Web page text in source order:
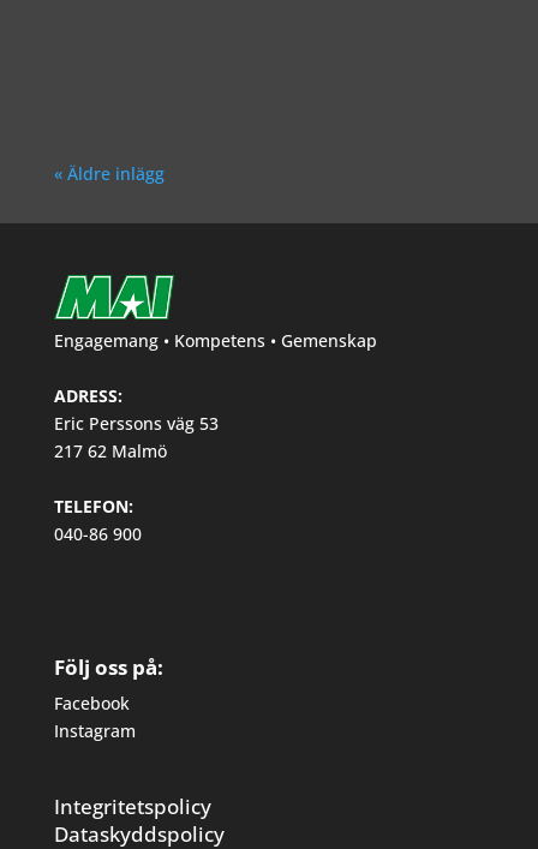
« Äldre inlägg
Engagemang • Kompetens • Gemenskap
ADRESS:
Eric Perssons väg 53
217 62 Malmö
TELEFON:
040-86 900
Följ oss på:
Facebook
Instagram
Integritetspolicy
Dataskyddspolicy